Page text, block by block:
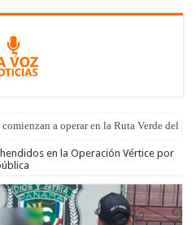
a operar en la Ruta Verde del
en la Operación Vértice por